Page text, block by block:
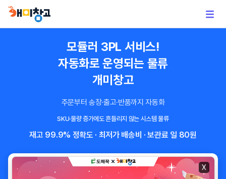
모듈러 3PL 서비스!
자동화로 운영되는 물류
개미창고
주문부터 송장·출고·반품까지 자동화
SKU·물량 증가에도 흔들리지 않는 시스템 물류
재고 99.9% 정확도 · 최저가 배송비 · 보관료 일 80원
모듈러3PL 무료진단(1분)
(1박스 테스트 입고 OK)
X